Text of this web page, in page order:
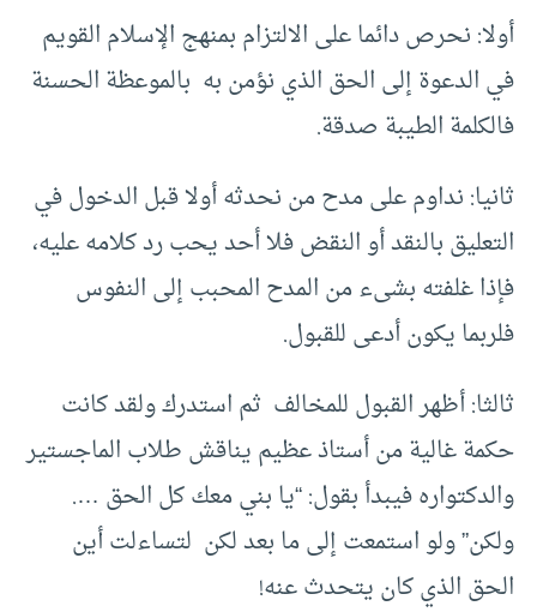
أولا: نحرص دائما على الالتزام بمنهج الإسلام القويم
في الدعوة إلى الحق الذي نؤمن به بالموعظة الحسنة
فالكلمة الطيبة صدقة.
ثانيا: نداوم على مدح من نحدثه أولا قبل الدخول في
التعليق بالنقد أو النقض فلا أحد يحب رد كلامه عليه،
فإذا غلفته بشىء من المدح المحبب إلى النفوس
فلربما يكون أدعى للقبول.
ثالثا: أظهر القبول للمخالف ثم استدرك ولقد كانت
حكمة غالية من أستاذ عظيم يناقش طلاب الماجستير
والدكتواره فيبدأ بقول: “يا بني معك كل الحق ….
ولكن” ولو استمعت إلى ما بعد لكن لتساءلت أين
الحق الذي كان يتحدث عنه!